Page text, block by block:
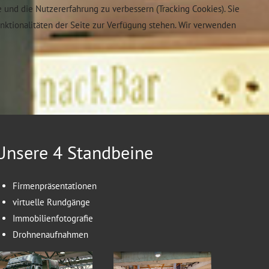
4 Standbeine
Firmenpräsentationen
virtuelle Rundgänge
Immobilienfotografie
Drohnenaufnahmen
die Nutzererfahrung zu verbessern (Tracking Cookies). Sie
der Seite zur Verfügung stehen. Wir verwenden